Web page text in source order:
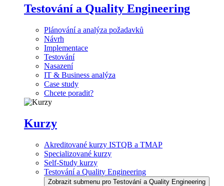
Testování a Quality Engineering
Plánování a analýza požadavků
Návrh
Implementace
Testování
Nasazení
IT & Business analýza
Case study
Chcete poradit?
Kurzy
Akreditované kurzy ISTQB a TMAP
Specializované kurzy
Self-Study kurzy
Testování a Quality Engineering
Zobrazit submenu pro Testování a Quality Engineering